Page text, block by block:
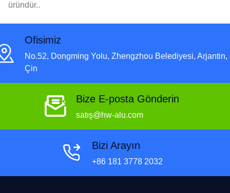
üründür..
Ofisimiz
No.52, Dongming Yolu, Zhengzhou Belediyesi, Arjantin,
Çin
Bize E-posta Gönderin
satış@hw-alu.com
Bizi Arayın
+86 181 3778 2032